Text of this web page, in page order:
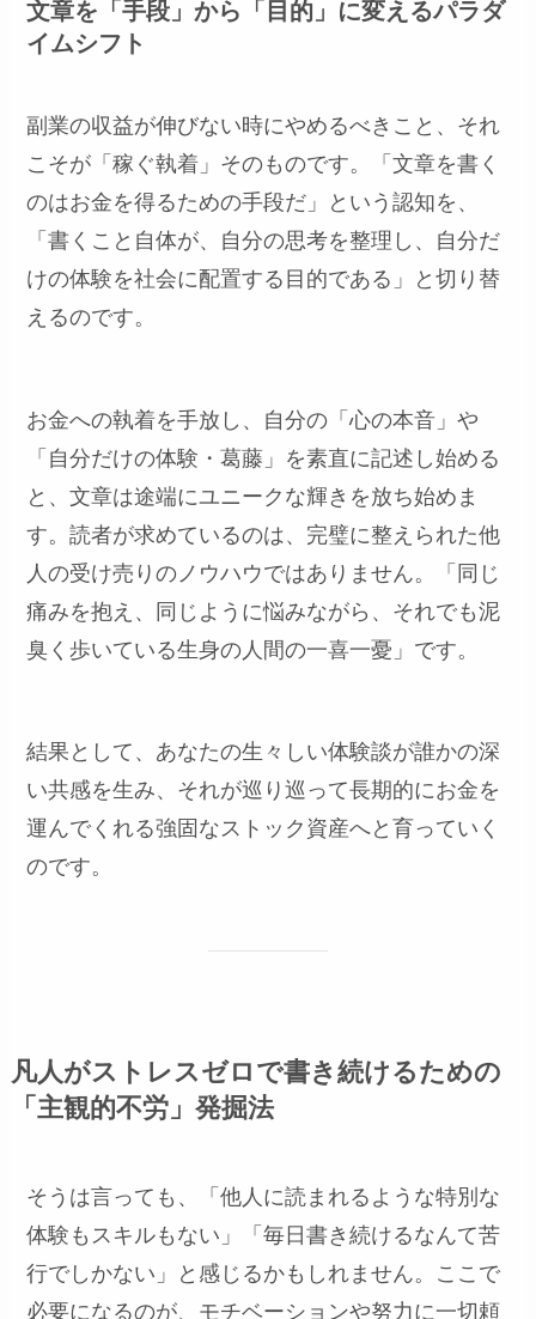
文章を「手段」から「目的」に変えるパラダ
イムシフト
副業の収益が伸びない時にやめるべきこと、それ
こそが「稼ぐ執着」そのものです。「文章を書く
のはお金を得るための手段だ」という認知を、
「書くこと自体が、自分の思考を整理し、自分だ
けの体験を社会に配置する目的である」と切り替
えるのです。
お金への執着を手放し、自分の「心の本音」や
「自分だけの体験・葛藤」を素直に記述し始める
と、文章は途端にユニークな輝きを放ち始めま
す。読者が求めているのは、完璧に整えられた他
人の受け売りのノウハウではありません。「同じ
痛みを抱え、同じように悩みながら、それでも泥
臭く歩いている生身の人間の一喜一憂」です。
結果として、あなたの生々しい体験談が誰かの深
い共感を生み、それが巡り巡って長期的にお金を
運んでくれる強固なストック資産へと育っていく
のです。
凡人がストレスゼロで書き続けるための
「主観的不労」発掘法
そうは言っても、「他人に読まれるような特別な
体験もスキルもない」「毎日書き続けるなんて苦
行でしかない」と感じるかもしれません。ここで
必要になるのが、モチベーションや努力に一切頼